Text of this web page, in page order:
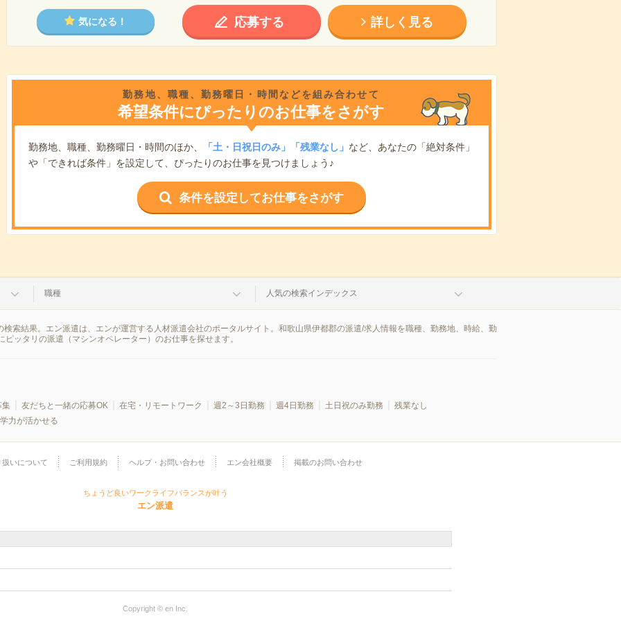
気になる！ 応募する 詳しく見る
勤務地、職種、勤務曜日・時間などを組み合わせて
希望条件にぴったりのお仕事をさがす
勤務地、職種、勤務曜日・時間のほか、 「土・日祝日のみ」「残業なし」 など、あなたの「絶対条件」
や「できれば条件」を設定して、ぴったりのお仕事を見つけましょう♪
条件を設定してお仕事をさがす
職種 人気の検索インデックス
索結果。エン派遣は、エンが運営する人材派遣会社のポータルサイト。和歌山県伊都郡の派遣/求人情報を職種、勤務地、時給、勤
ッタリの派遣（マシンオペレーター）のお仕事を探せます。
集 友だちと一緒の応募OK 在宅・リモートワーク 週2～3日勤務 週4日勤務 土日祝のみ勤務
残業なし
力が活かせる
いについて ご利用規約 ヘルプ・お問い合わせ エン会社概要 掲載のお問い合わせ
ちょうど良いワークライフバランスが叶う
エン派遣
Copyright © en Inc.